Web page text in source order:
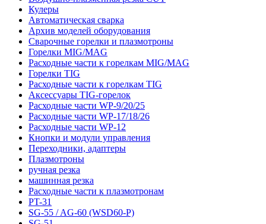
Кулеры
Автоматическая сварка
Архив моделей оборудования
Сварочные горелки и плазмотроны
Горелки MIG/MAG
Расходные части к горелкам MIG/MAG
Горелки TIG
Расходные части к горелкам TIG
Аксессуары TIG-горелок
Расходные части WP-9/20/25
Расходные части WP-17/18/26
Расходные части WP-12
Кнопки и модули управления
Переходники, адаптеры
Плазмотроны
ручная резка
машинная резка
Расходные части к плазмотронам
PT-31
SG-55 / AG-60 (WSD60-P)